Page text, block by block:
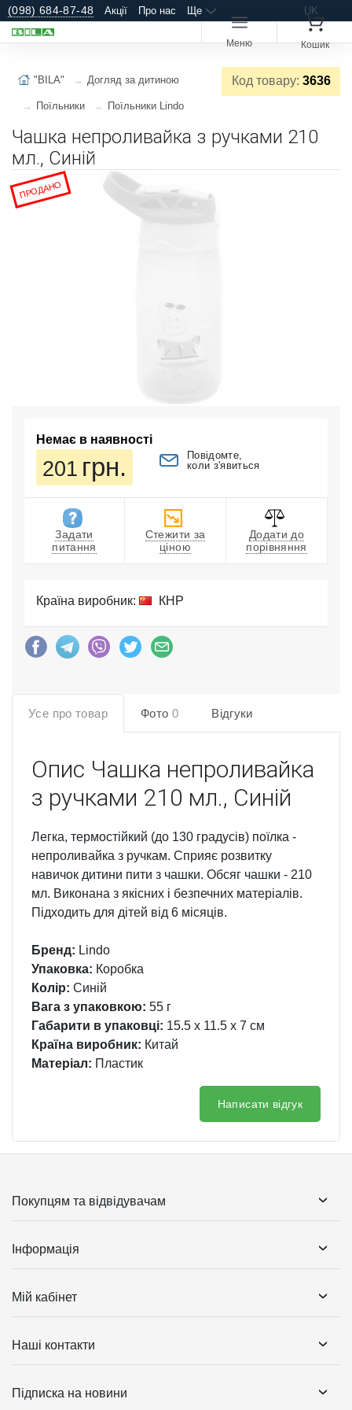
(098) 684-87-48 Акції Про нас Ще UK
Меню Кошик
Код товару: 3636
"BILA" Догляд за дитиною
Поїльники Поїльники Lindo
Чашка непроливайка з ручками 210
мл., Синій
ПРОДАНО
Немає в наявності
201 грн.
Повідомте,
коли з'явиться
Задати
питання
Стежити за
ціною
Додати до
порівняння
Країна виробник: КНР
Усе про товар Фото 0 Відгуки
Опис Чашка непроливайка
з ручками 210 мл., Синій
Легка, термостійкий (до 130 градусів) поїлка -
непроливайка з ручкам. Сприяє розвитку
навичок дитини пити з чашки. Обсяг чашки - 210
мл. Виконана з якісних і безпечних матеріалів.
Підходить для дітей від 6 місяців.
Бренд: Lindo
Упаковка: Коробка
Колір: Синій
Вага з упаковкою: 55 г
Габарити в упаковці: 15.5 x 11.5 x 7 см
Країна виробник: Китай
Матеріал: Пластик
Написати відгук
Покупцям та відвідувачам
Інформація
Мій кабінет
Наші контакти
Підписка на новини